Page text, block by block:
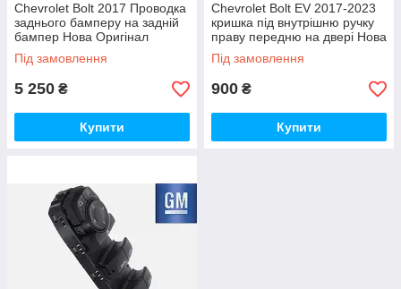
Chevrolet Bolt 2017 Проводка
заднього бамперу на задній
бампер Нова Оригінал
Під замовлення
5 250 ₴
Купити
Chevrolet Bolt EV 2017-2023
кришка під внутрішню ручку
праву передню на двері Нова
Оригінал
Під замовлення
900 ₴
Купити